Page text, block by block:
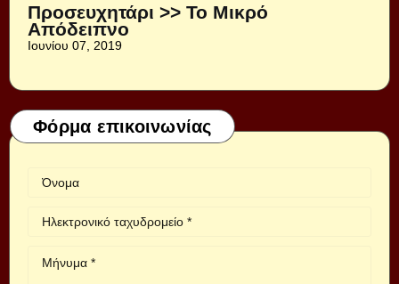
Προσευχητάρι >> Το Μικρό
Απόδειπνο
Ιουνίου 07, 2019
Φόρμα επικοινωνίας